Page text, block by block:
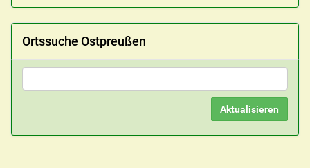
Ortssuche Ostpreußen